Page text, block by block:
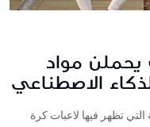
يحملن مواد
الاصطناعي
تظهر فيها لاعبات كرة